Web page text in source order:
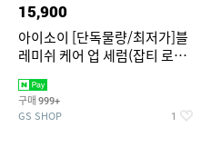
15,900
아이소이 [단독물량/최저가]블
레미쉬 케어 업 세럼(잡티 로즈
2027-04-24)
구매 999+
GS SHOP 1